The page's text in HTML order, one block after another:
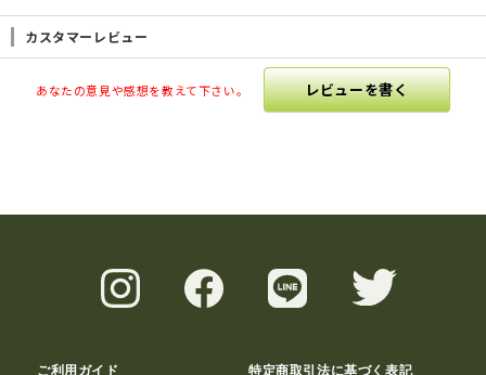
カスタマーレビュー
あなたの意見や感想を教えて下さい。 レビューを書く
ご利用ガイド 特定商取引法に基づく表記